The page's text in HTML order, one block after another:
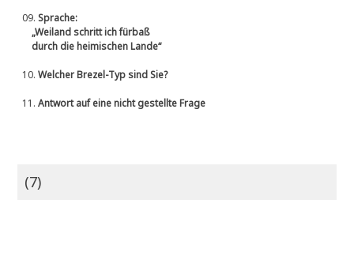
09.Sprache:
„Weiland schritt ich fürbaß
durch die heimischen Lande“
10.Welcher Brezel-Typ sind Sie?
11.Antwort auf eine nicht gestellte Frage
(7)